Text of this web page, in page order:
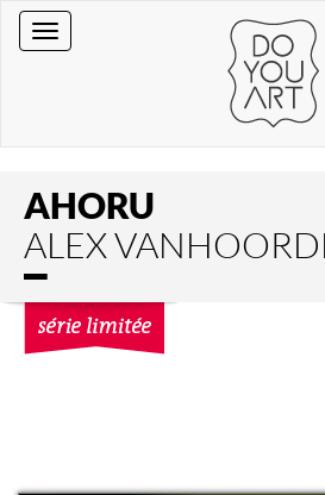
AHORU
ALEX